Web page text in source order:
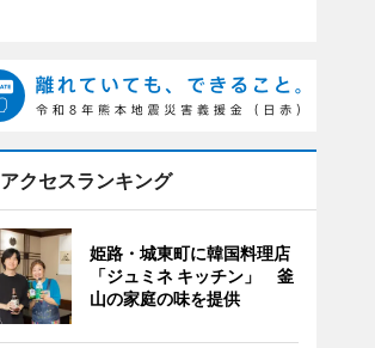
アクセスランキング
姫路・城東町に韓国料理店
「ジュミネ キッチン」 釜
山の家庭の味を提供